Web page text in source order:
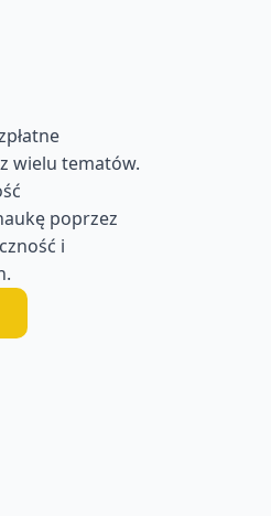
wielu tematów.
poprzez
i